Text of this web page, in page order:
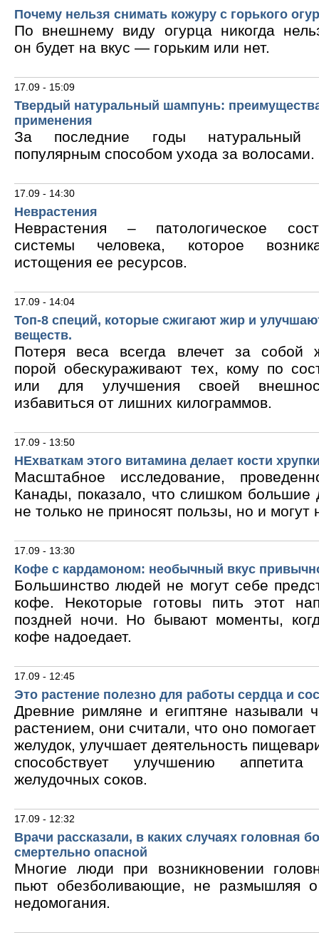
Почему нельзя снимать кожуру с горького
По внешнему виду огурца никогда
он будет на вкус — горьким или нет.
17.09 - 15:09
Твердый натуральный шампунь:
применения
За последние годы натуральный
популярным способом ухода за волосами.
17.09 - 14:30
Неврастения
Неврастения – патологическое
системы человека, которое
истощения ее ресурсов.
17.09 - 14:04
Топ-8 специй, которые сжигают жир и
веществ.
Потеря веса всегда влечет за собой
порой обескураживают тех, кому по
или для улучшения своей
избавиться от лишних килограммов.
17.09 - 13:50
НЕхваткам этого витамина делает кости
Масштабное исследование,
Канады, показало, что слишком большие
не только не приносят пользы, но и могут
17.09 - 13:30
Кофе с кардамоном: необычный вкус
Большинство людей не могут себе
кофе. Некоторые готовы пить этот
поздней ночи. Но бывают моменты,
кофе надоедает.
17.09 - 12:45
Это растение полезно для работы сердца и
Древние римляне и египтяне называли
растением, они считали, что оно
желудок, улучшает деятельность
способствует улучшению
желудочных соков.
17.09 - 12:32
Врачи рассказали, в каких случаях головная
смертельно опасной
Многие люди при возникновении
пьют обезболивающие, не размышляя о
недомогания.